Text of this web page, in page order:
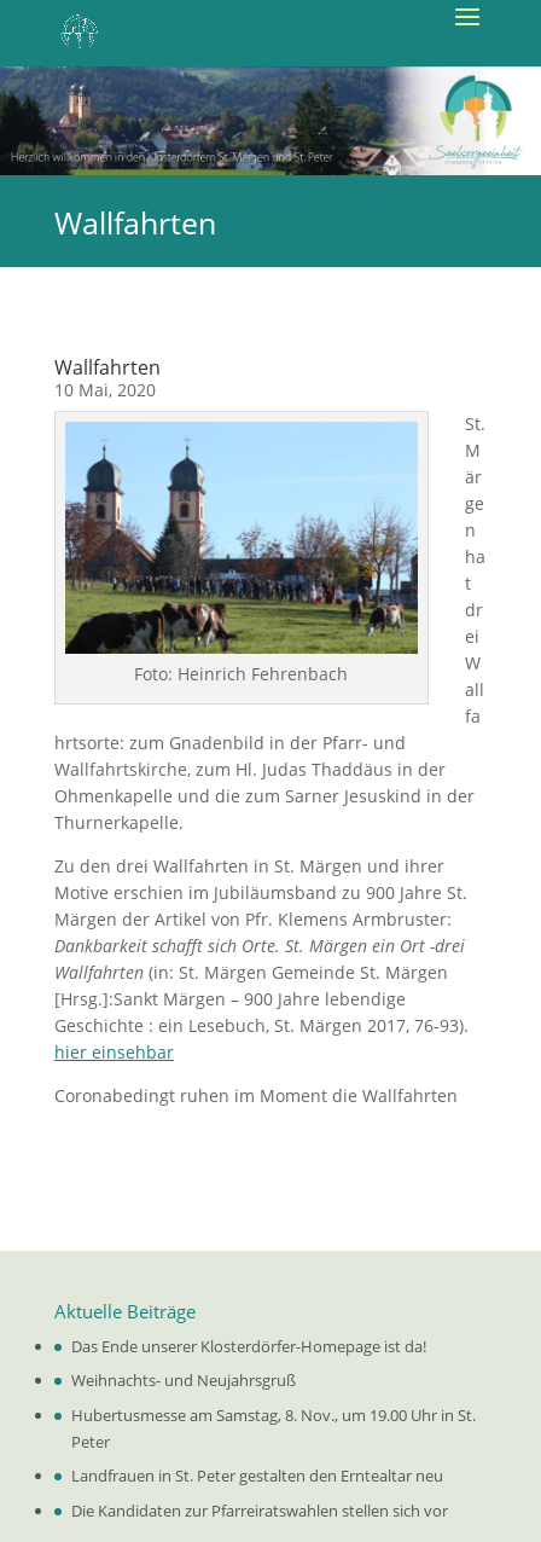
Wallfahrten
Wallfahrten
10 Mai, 2020
Foto: Heinrich Fehrenbach
St.
M
är
ge
n
ha
t
dr
ei
W
all
fa
hrtsorte: zum Gnadenbild in der Pfarr- und
Wallfahrtskirche, zum Hl. Judas Thaddäus in der
Ohmenkapelle und die zum Sarner Jesuskind in der
Thurnerkapelle.
Zu den drei Wallfahrten in St. Märgen und ihrer
Motive erschien im Jubiläumsband zu 900 Jahre St.
Märgen der Artikel von Pfr. Klemens Armbruster:
Dankbarkeit schafft sich Orte. St. Märgen ein Ort -drei
Wallfahrten (in: St. Märgen Gemeinde St. Märgen
[Hrsg.]:Sankt Märgen – 900 Jahre lebendige
Geschichte : ein Lesebuch, St. Märgen 2017, 76-93).
hier einsehbar
Coronabedingt ruhen im Moment die Wallfahrten
Aktuelle Beiträge
Das Ende unserer Klosterdörfer-Homepage ist da!
Weihnachts- und Neujahrsgruß
Hubertusmesse am Samstag, 8. Nov., um 19.00 Uhr in St.
Peter
Landfrauen in St. Peter gestalten den Erntealtar neu
Die Kandidaten zur Pfarreiratswahlen stellen sich vor